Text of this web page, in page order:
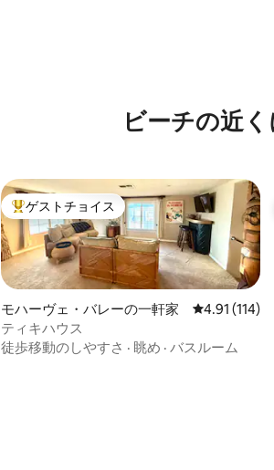
ビーチの近
大好評のゲストチョイスです。
ゲストチョイス
モハーヴェ・バレーの一軒家 レビュー114
4.91 (114)
ティキハウス
徒歩移動のしやすさ · 眺め · バスルーム